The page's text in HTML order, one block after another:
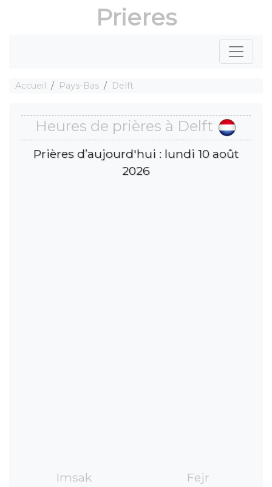
Prieres
Accueil Pays-Bas Delft
Heures de prières à Delft
Prières d’aujourd'hui : lundi 10 août
2026
Imsak
Fejr